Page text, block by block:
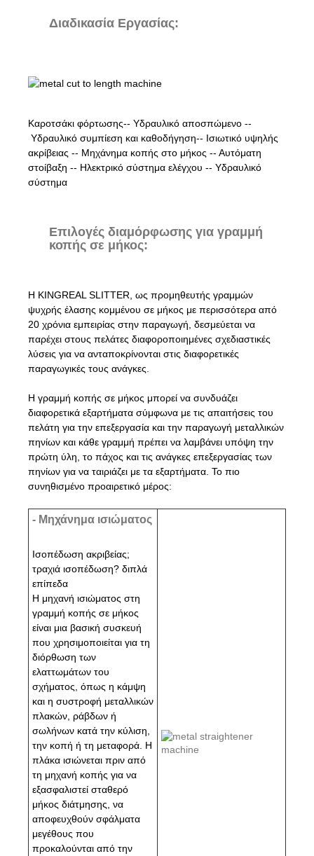
Διαδικασία Εργασίας:
Καροτσάκι φόρτωσης-- Υδραυλικό αποσπώμενο --
Υδραυλικό συμπίεση και καθοδήγηση-- Ισιωτικό υψηλής
ακρίβειας -- Μηχάνημα κοπής στο μήκος -- Αυτόματη
στοίβαξη -- Ηλεκτρικό σύστημα ελέγχου -- Υδραυλικό
σύστημα
Επιλογές διαμόρφωσης για γραμμή
κοπής σε μήκος:
Η KINGREAL SLITTER, ως προμηθευτής γραμμών
ψυχρής έλασης κομμένου σε μήκος με περισσότερα από
20 χρόνια εμπειρίας στην παραγωγή, δεσμεύεται να
παρέχει στους πελάτες διαφοροποιημένες σχεδιαστικές
λύσεις για να ανταποκρίνονται στις διαφορετικές
παραγωγικές τους ανάγκες.
Η γραμμή κοπής σε μήκος μπορεί να συνδυάζει
διαφορετικά εξαρτήματα σύμφωνα με τις απαιτήσεις του
πελάτη για την επεξεργασία και την παραγωγή μεταλλικών
πηνίων και κάθε γραμμή πρέπει να λαμβάνει υπόψη την
πρώτη ύλη, το πάχος και τις ανάγκες επεξεργασίας των
πηνίων για να ταιριάζει με τα εξαρτήματα. Το πιο
συνηθισμένο προαιρετικό μέρος:
- Μηχάνημα ισιώματος
Ισοπέδωση ακριβείας;
τραχιά ισοπέδωση? διπλά
επίπεδα
Η μηχανή ισιώματος στη
γραμμή κοπής σε μήκος
είναι μια βασική συσκευή
που χρησιμοποιείται για τη
διόρθωση των
ελαττωμάτων του
σχήματος, όπως η κάμψη
και η συστροφή μεταλλικών
πλακών, ράβδων ή
σωλήνων κατά την κύλιση,
την κοπή ή τη μεταφορά. Η
πλάκα ισιώνεται πριν από
τη μηχανή κοπής για να
εξασφαλιστεί σταθερό
μήκος διάτμησης, να
αποφευχθούν σφάλματα
μεγέθους που
προκαλούνται από την